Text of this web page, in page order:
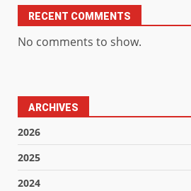
RECENT COMMENTS
No comments to show.
ARCHIVES
2026
2025
2024